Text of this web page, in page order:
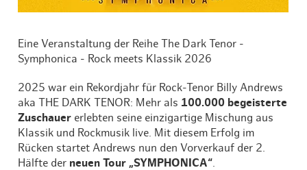
Eine Veranstaltung der Reihe The Dark Tenor -
Symphonica - Rock meets Klassik 2026
2025 war ein Rekordjahr für Rock-Tenor Billy Andrews
aka THE DARK TENOR: Mehr als 100.000 begeisterte
Zuschauer erlebten seine einzigartige Mischung aus
Klassik und Rockmusik live. Mit diesem Erfolg im
Rücken startet Andrews nun den Vorverkauf der 2.
Hälfte der neuen Tour „SYMPHONICA“.